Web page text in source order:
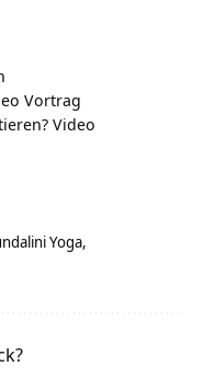
Vortrag
Video
Yoga